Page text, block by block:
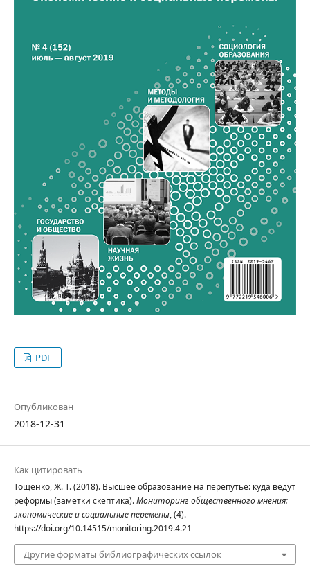
PDF
Опубликован
2018-12-31
Как цитировать
Тощенко, Ж. Т. (2018). Высшее образование на перепутье: куда ведут
реформы (заметки скептика).Мониторинг общественного мнения:
экономические и социальные перемены, (4).
https://doi.org/10.14515/monitoring.2019.4.21
Другие форматы библиографических ссылок